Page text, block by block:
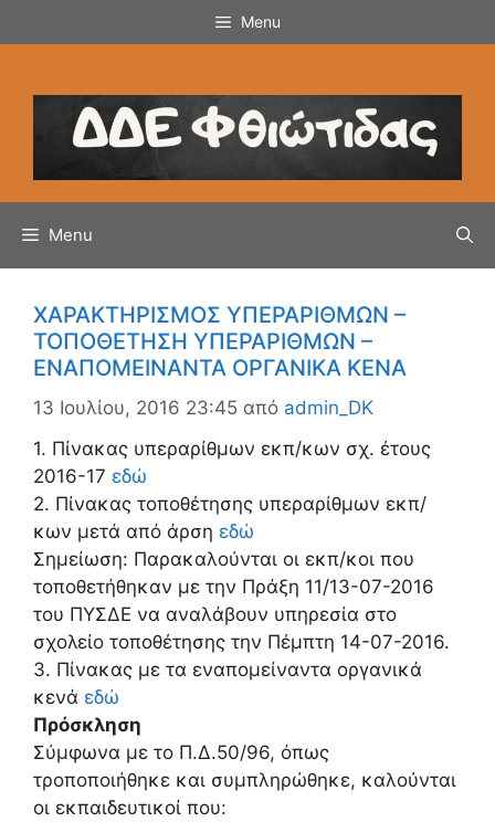
σε
Menu
Menu
ΧΑΡΑΚΤΗΡΙΣΜΟΣ ΥΠΕΡΑΡΙΘΜΩΝ –
ΤΟΠΟΘΕΤΗΣΗ ΥΠΕΡΑΡΙΘΜΩΝ –
ΕΝΑΠΟΜΕΙΝΑΝΤΑ ΟΡΓΑΝΙΚΑ ΚΕΝΑ
13 Ιουλίου, 2016 23:45 από admin_DK
1. Πίνακας υπεραρίθμων εκπ/κων σχ. έτους
2016-17 εδώ
2. Πίνακας τοποθέτησης υπεραρίθμων εκπ/
κων μετά από άρση εδώ
Σημείωση: Παρακαλούνται οι εκπ/κοι που
τοποθετήθηκαν με την Πράξη 11/13-07-2016
του ΠΥΣΔΕ να αναλάβουν υπηρεσία στο
σχολείο τοποθέτησης την Πέμπτη 14-07-2016.
3. Πίνακας με τα εναπομείναντα οργανικά
κενά εδώ
Πρόσκληση
Σύμφωνα με το Π.Δ.50/96, όπως
τροποποιήθηκε και συμπληρώθηκε, καλούνται
οι εκπαιδευτικοί που: